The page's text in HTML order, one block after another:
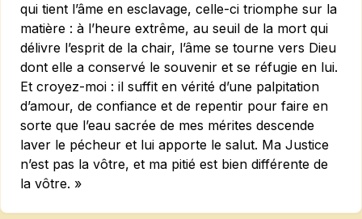
qui tient l’âme en esclavage, celle-ci triomphe sur la
matière : à l’heure extrême, au seuil de la mort qui
délivre l’esprit de la chair, l’âme se tourne vers Dieu
dont elle a conservé le souvenir et se réfugie en lui.
Et croyez-moi : il suffit en vérité d’une palpitation
d’amour, de confiance et de repentir pour faire en
sorte que l’eau sacrée de mes mérites descende
laver le pécheur et lui apporte le salut. Ma Justice
n’est pas la vôtre, et ma pitié est bien différente de
la vôtre. »